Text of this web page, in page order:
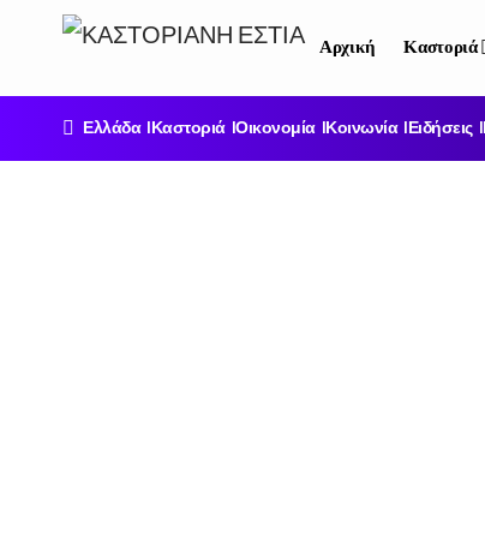
Αρχική Καστοριά
Ελλάδα Καστοριά Οικονομία Κοινωνία Ειδήσεις